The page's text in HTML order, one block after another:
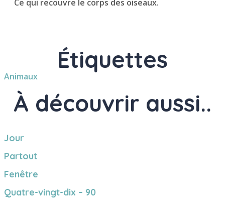
Ce qui recouvre le corps des oiseaux.
Étiquettes
Animaux
À découvrir aussi..
Jour
Partout
Fenêtre
Quatre-vingt-dix – 90